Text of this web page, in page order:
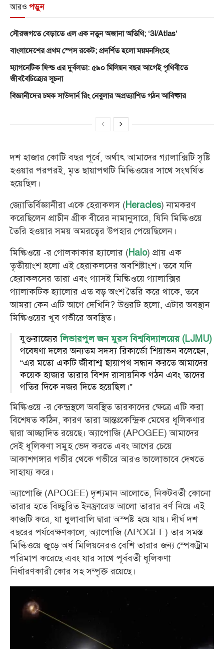
আরও পড়ুন
সৌরজগতে বেড়াতে এল এক নতুন অজানা অতিথি; ‘3I/Atlas’
বাংলাদেশের প্রথম স্পেস রকেট; প্রদর্শিত হলো ময়মনসিংহে
ম্যাগনেটিক ফিল্ড এর দুর্বলতা: ৫৯০ মিলিয়ন বছর আগেই পৃথিবীতে
জীববৈচিত্র্যের সূচনা
বিজ্ঞানীদের চমক সাউদার্ন রিং নেবুলার অপ্রত্যাশিত গঠন আবিষ্কার
দশ হাজার কোটি বছর পূর্বে, অর্থাৎ আমাদের গ্যালাক্সিটি সৃষ্টি
হওয়ার পরপরই, মৃত ছায়াপথটি মিল্কিওয়ের সাথে সংঘর্ষিত
হয়েছিল।
জ্যোতির্বিজ্ঞানীরা একে হেরাকলস (Heracles) নামকরণ
করেছিলেন প্রাচীন গ্রীক বীরের নামানুসারে, যিনি মিল্কিওয়ে
তৈরি হওয়ার সময় অমরত্বের উপহার পেয়েছিলেন।
মিল্কিওয়ে -র গোলকাকার হ্যালোর (Halo) প্রায় এক
তৃতীয়াংশ হলো এই হেরাকলসের অবশিষ্টাংশ। তবে যদি
হেরাকলসের তারা এবং গ্যাসই মিল্কিওয়ে গ্যালাক্সির
গ্যালাকটিক হ্যালোর এত বড় অংশ তৈরি করে থাকে, তবে
আমরা কেন এটি আগে দেখিনি? উত্তরটি হলো, এটার অবস্থান
মিল্কিওয়ের খুব গভীরে অবস্থিত।
যুক্তরাজ্যেরলিভারপুল জন মুরস বিশ্ববিদ্যালয়ের (LJMU)
গবেষণা দলের অন্যতম সদস্য রিকার্ডো শিয়াভন বলেছেন,
“এর মতো একটি জীবাশ্ম ছায়াপথ সন্ধান করতে আমাদের
কয়েক হাজার তারার বিশদ রাসায়নিক গঠন এবং তাদের
গতির দিকে নজর দিতে হয়েছিল।”
মিল্কিওয়ে -র কেন্দ্রস্থলে অবস্থিত তারকাদের ক্ষেত্রে এটি করা
বিশেষত কঠিন, কারণ তারা আন্তঃকেন্দ্রিক মেঘের ধূলিকণার
দ্বারা আচ্ছাদিত রয়েছে। অ্যাপোজি (APOGEE) আমাদের
সেই ধূলিকণা সমুহ ভেদ করতে এবং আগের চেয়ে
আকাশগঙ্গার গভীর থেকে গভীরে আরও ভালোভাবে দেখতে
সাহায্য করে।
অ্যাপোজি (APOGEE) দৃশ্যমান আলোতে, নিকটবর্তী কোনো
তারার হতে বিচ্ছুরিত ইনফ্রারেড আলো তারার বর্ণ নিয়ে এই
কাজটি করে, যা ধুলাবালি দ্বারা অস্পষ্ট হয়ে যায়। দীর্ঘ দশ
বছরের পর্যবেক্ষণকালে, অ্যাপোজি (APOGEE) তার সমস্ত
মিল্কিওয়ে জুড়ে অর্ধ মিলিয়নেরও বেশি তারার জন্য স্পেকট্রাম
পরিমাপ করেছে এবং যার সাথে পূর্ববর্তী ধূলিকণা
নির্ধারণকারী কোর সহ সম্পৃক্ত রয়েছে।